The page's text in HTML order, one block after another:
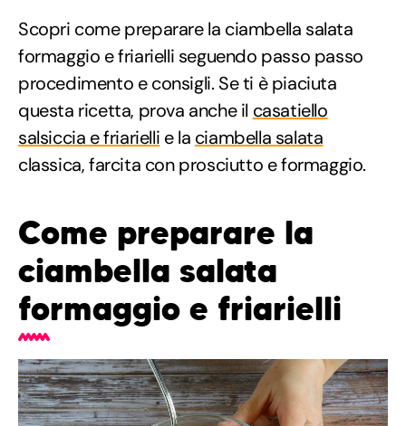
Scopri come preparare la ciambella salata
formaggio e friarielli seguendo passo passo
procedimento e consigli. Se ti è piaciuta
questa ricetta, prova anche il casatiello
salsiccia e friarielli e la ciambella salata
classica, farcita con prosciutto e formaggio.
Come preparare la
ciambella salata
formaggio e friarielli